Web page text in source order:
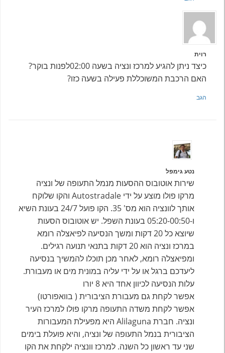
רוית
כיצד ניתן להגיע למרכז ונציה בשעה 02:00לפנות בוקר?
האם הרכבת המשוכללת פעילה בשעה כזו?
הגב
נטע גימפל
שירות אוטובוס ההסעות מנמל התעופה של ונציה
מרקו פולו מוצע על ידי Autostradale והקו שלוקח
אותך לוונציה הוא מס' 35. הקו פועל 24/7 בעונת השיא
ו-05:20-00:50 בעונת השפל. יש אוטובוס הסעות
שיוצא כל 20 דקות ומשך הנסיעה לפיאצלה רומא
במרכז ונציה הוא 20 דקות בתנאי תנועה רגילים.
ומפיאצלה רומא, לאחר מכן תוכלו להמשיך בנסיעה
ליעדכם ברגל או על ידי עליה במונית מים או מעבורת.
עלות הנסיעה לכיוון אחד היא 8 יורו
אפשר לקחת גם מעבורת הציבורית ( בוואפורטו)
אפשר לקחת משדה התעופה מרקו פולו למרכז העיר
ונציה. חברת Alilaguna היא מפעילת המעבורות
הציבורית בנמל התעופה של ונציה, והיא פועלת בימים
שני עד ראשון כל השנה. למרכז וונציה ילקחת את הקו